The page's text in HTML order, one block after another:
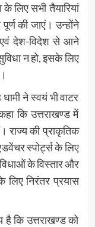
लिए सभी तैयारियां
की जाएं। उन्होंने
एवं देश-विदेश से आने
न हो, इसके लिए
ने स्वयं भी वाटर
कि उत्तराखण्ड में
राज्य की प्राकृतिक
स्पोर्ट्स के लिए
के विस्तार और
निरंतर प्रयास
है कि उत्तराखण्ड को